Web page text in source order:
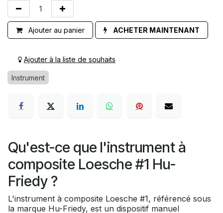
Ajouter au panier ACHETER MAINTENANT
Ajouter à la liste de souhaits
Instrument
Qu'est-ce que l'instrument à
composite Loesche #1 Hu-
Friedy ?
L'instrument à composite Loesche #1, référencé sous
la marque Hu-Friedy, est un dispositif manuel